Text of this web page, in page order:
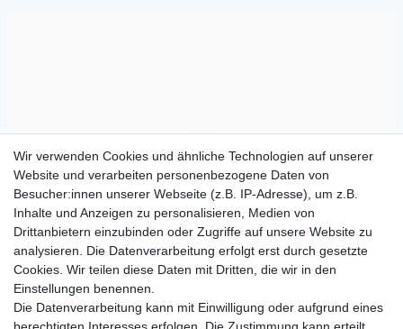
Wir verwenden Cookies und ähnliche Technologien auf unserer
Website und verarbeiten personenbezogene Daten von
Besucher:innen unserer Webseite (z.B. IP-Adresse), um z.B.
Inhalte und Anzeigen zu personalisieren, Medien von
Drittanbietern einzubinden oder Zugriffe auf unsere Website zu
analysieren. Die Datenverarbeitung erfolgt erst durch gesetzte
Cookies. Wir teilen diese Daten mit Dritten, die wir in den
Einstellungen benennen.
Die Datenverarbeitung kann mit Einwilligung oder aufgrund eines